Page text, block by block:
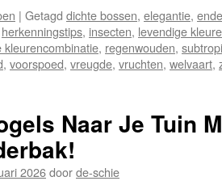
| Getagd dichte bossen, elegantie,
herkenningstips, insecten, levendige
kleurencombinatie, regenwouden,
, voorspoed, vreugde, vruchten, welvaart,
Naar Je Tuin
2026doorde-schie